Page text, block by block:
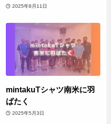
2025年8月11日
mintakuTシャツ南米に羽
ばたく
2025年5月3日